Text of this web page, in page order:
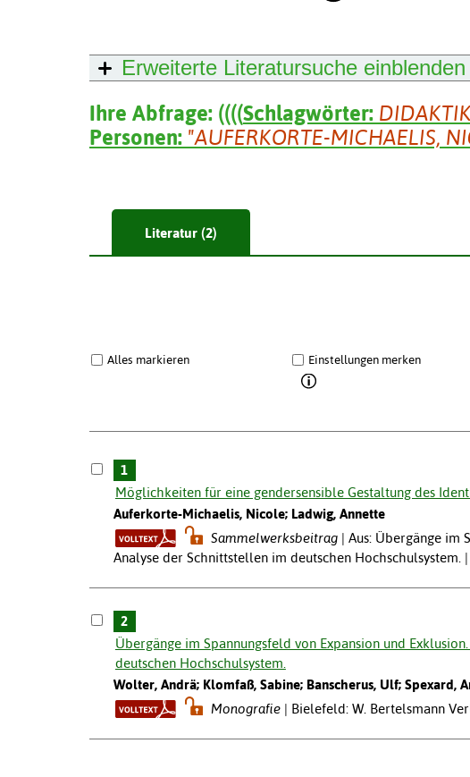
Erweiterte Literatursuche einblenden
Ihre Abfrage: ((((Schlagwörter: DIDAKTIK
Personen: "AUFERKORTE-MICHAELIS,
Literatur (2)
Alles markieren Einstellungen merken
1
Möglichkeiten für eine gendersensible Gestaltung des
Auferkorte-Michaelis, Nicole; Ladwig, Annette
Sammelwerksbeitrag
Aus: Übergänge im
Analyse der Schnittstellen im deutschen Hochschulsystem.
2
Übergänge im Spannungsfeld von Expansion und
deutschen Hochschulsystem.
Wolter, Andrä; Klomfaß, Sabine; Banscherus, Ulf; Spexard,
Monografie
Bielefeld: W. Bertelsmann